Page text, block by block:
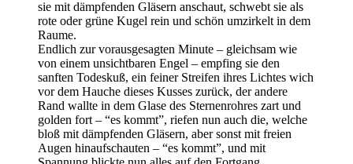
sie mit dämpfenden Gläsern anschaut, schwebt sie als
rote oder grüne Kugel rein und schön umzirkelt in dem
Raume.
Endlich zur vorausgesagten Minute – gleichsam wie
von einem unsichtbaren Engel – empfing sie den
sanften Todeskuß, ein feiner Streifen ihres Lichtes wich
vor dem Hauche dieses Kusses zurück, der andere
Rand wallte in dem Glase des Sternenrohres zart und
golden fort – “es kommt”, riefen nun auch die, welche
bloß mit dämpfenden Gläsern, aber sonst mit freien
Augen hinaufschauten – “es kommt”, und mit